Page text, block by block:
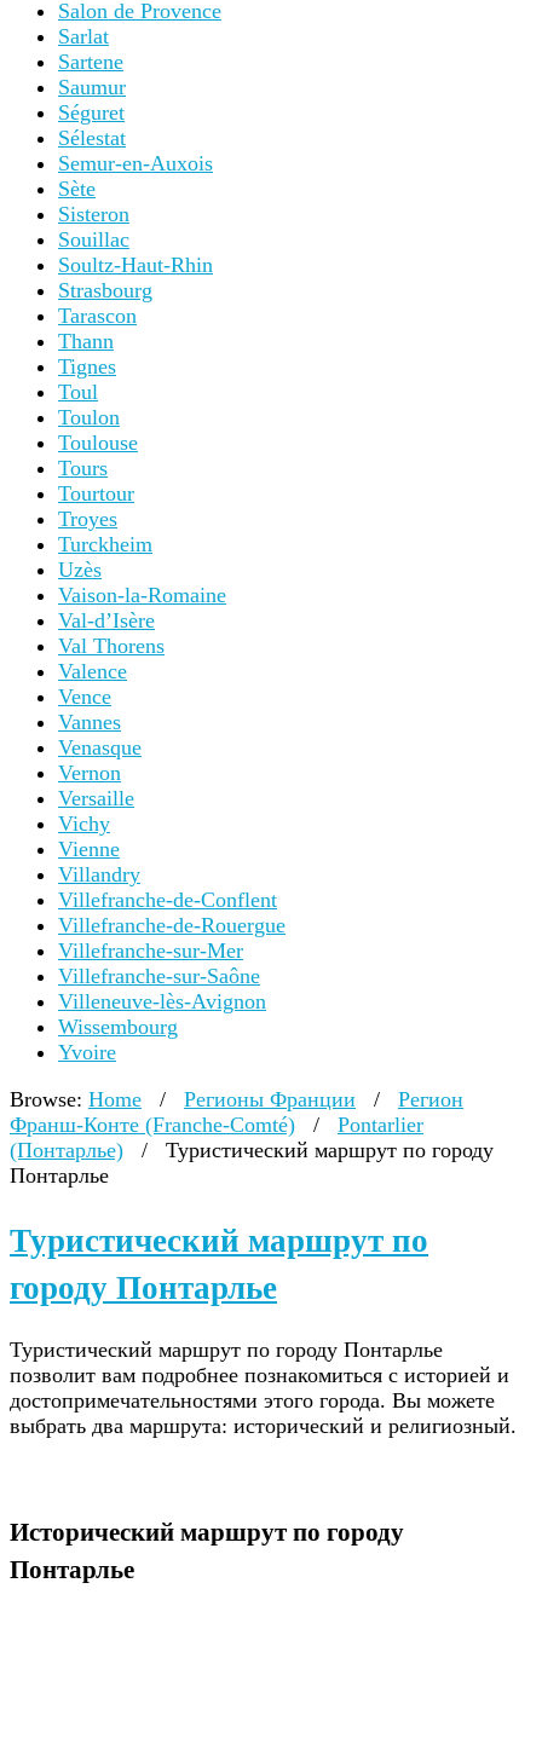
Salon de Provence
Sarlat
Sartene
Saumur
Séguret
Sélestat
Semur-en-Auxois
Sète
Sisteron
Souillac
Soultz-Haut-Rhin
Strasbourg
Tarascon
Thann
Tignes
Toul
Toulon
Toulouse
Tours
Tourtour
Troyes
Turckheim
Uzès
Vaison-la-Romaine
Val-d’Isère
Val Thorens
Valence
Vence
Vannes
Venasque
Vernon
Versaille
Vichy
Vienne
Villandry
Villefranche-de-Conflent
Villefranche-de-Rouergue
Villefranche-sur-Mer
Villefranche-sur-Saône
Villeneuve-lès-Avignon
Wissembourg
Yvoire
Browse: Home / Регионы Франции /
Регион
Франш-Конте (Franche-Comté)
/
Pontarlier
(Понтарлье)
/
Туристический маршрут по городу
Понтарлье
Туристический маршрут по
городу Понтарлье
Туристический маршрут по городу Понтарлье
позволит вам подробнее познакомиться с историей и
достопримечательностями этого города. Вы можете
выбрать два маршрута: исторический и религиозный.
Исторический маршрут по городу
Понтарлье